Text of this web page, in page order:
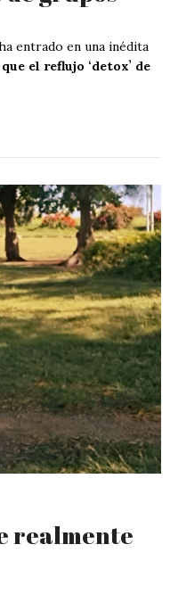
entrado en una inédita
el reflujo ʻdetoxʼ de
realmente